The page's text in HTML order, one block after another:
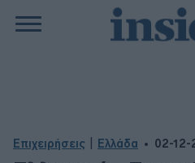
Επιχειρήσεις Ελλάδα 02-12-